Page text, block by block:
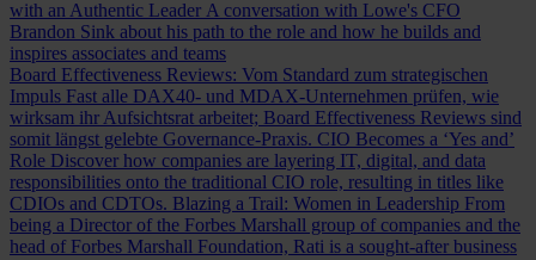
with an Authentic Leader A conversation with Lowe's CFO
Brandon Sink about his path to the role and how he builds and
inspires associates and teams
Board Effectiveness Reviews: Vom Standard zum strategischen
Impuls Fast alle DAX40- und MDAX-Unternehmen prüfen, wie
wirksam ihr Aufsichtsrat arbeitet; Board Effectiveness Reviews sind
somit längst gelebte Governance-Praxis. CIO Becomes a ‘Yes and’
Role Discover how companies are layering IT, digital, and data
responsibilities onto the traditional CIO role, resulting in titles like
CDIOs and CDTOs. Blazing a Trail: Women in Leadership From
being a Director of the Forbes Marshall group of companies and the
head of Forbes Marshall Foundation, Rati is a sought-after business